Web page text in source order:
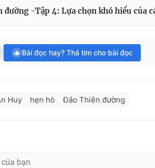
đường -Tập 4: Lựa chọn khó hiểu của
Bài đọc hay? Thả tim cho bài đọc
Huy hẹn hò Đảo Thiên đường